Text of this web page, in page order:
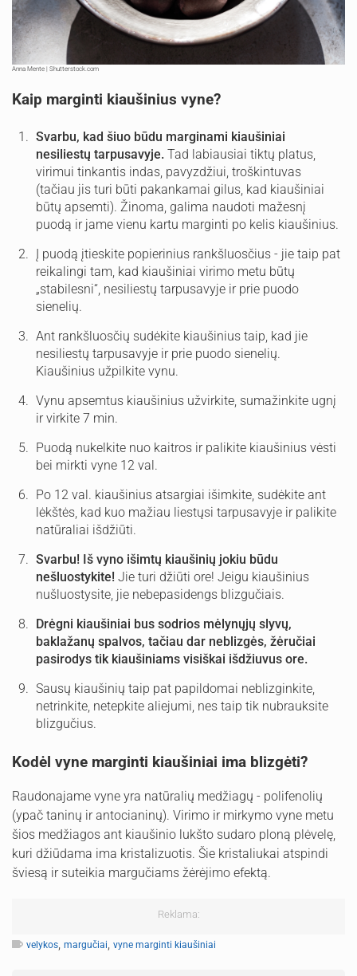
Anna Mente | Shutterstock.com
Kaip marginti kiaušinius vyne?
Svarbu, kad šiuo būdu marginami kiaušiniai
nesiliestų tarpusavyje. Tad labiausiai tiktų platus,
virimui tinkantis indas, pavyzdžiui, troškintuvas
(tačiau jis turi būti pakankamai gilus, kad kiaušiniai
būtų apsemti). Žinoma, galima naudoti mažesnį
puodą ir jame vienu kartu marginti po kelis kiaušinius.
Į puodą įtieskite popierinius rankšluosčius - jie taip pat
reikalingi tam, kad kiaušiniai virimo metu būtų
„stabilesni“, nesiliestų tarpusavyje ir prie puodo
sienelių.
Ant rankšluosčių sudėkite kiaušinius taip, kad jie
nesiliestų tarpusavyje ir prie puodo sienelių.
Kiaušinius užpilkite vynu.
Vynu apsemtus kiaušinius užvirkite, sumažinkite ugnį
ir virkite 7 min.
Puodą nukelkite nuo kaitros ir palikite kiaušinius vėsti
bei mirkti vyne 12 val.
Po 12 val. kiaušinius atsargiai išimkite, sudėkite ant
lėkštės, kad kuo mažiau liestųsi tarpusavyje ir palikite
natūraliai išdžiūti.
Svarbu! Iš vyno išimtų kiaušinių jokiu būdu
nešluostykite! Jie turi džiūti ore! Jeigu kiaušinius
nušluostysite, jie nebepasidengs blizgučiais.
Drėgni kiaušiniai bus sodrios mėlynųjų slyvų,
baklažanų spalvos, tačiau dar neblizgės, žėručiai
pasirodys tik kiaušiniams visiškai išdžiuvus ore.
Sausų kiaušinių taip pat papildomai neblizginkite,
netrinkite, netepkite aliejumi, nes taip tik nubrauksite
blizgučius.
Kodėl vyne marginti kiaušiniai ima blizgėti?
Raudonajame vyne yra natūralių medžiagų - polifenolių
(ypač taninų ir antocianinų). Virimo ir mirkymo vyne metu
šios medžiagos ant kiaušinio lukšto sudaro ploną plėvelę,
kuri džiūdama ima kristalizuotis. Šie kristaliukai atspindi
šviesą ir suteikia margučiams žėrėjimo efektą.
Reklama:
velykos, margučiai, vyne marginti kiaušiniai